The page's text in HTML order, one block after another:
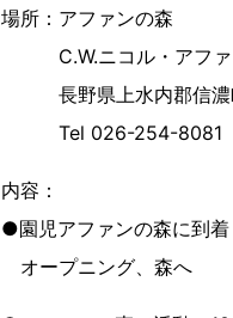
場所：アファンの森
C.W.ニコル・アファ
長野県上水内郡信濃
Tel 026-254-
内容：
●園児アファンの森に到着
オープニン